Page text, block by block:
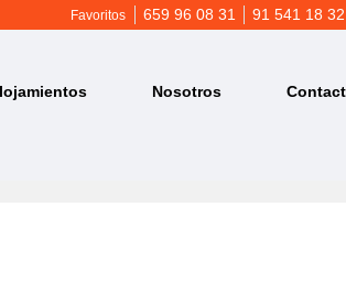
91 541 18 32
659 96 08 31
Favoritos
Nosotros